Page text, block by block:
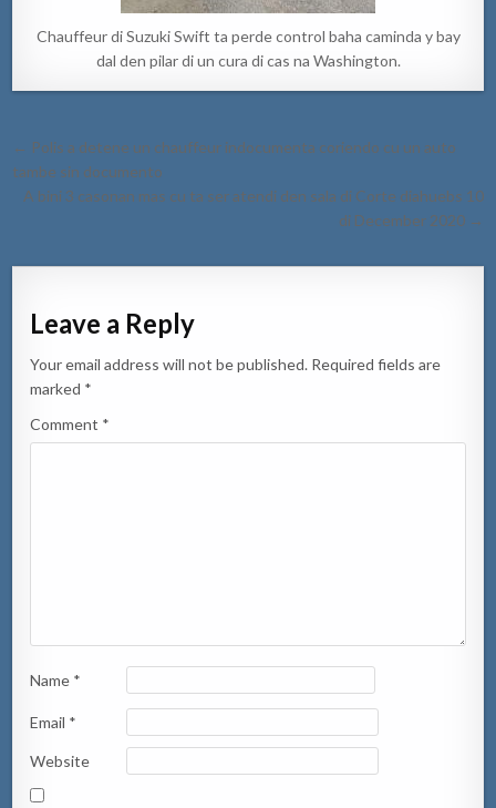
Chauffeur di Suzuki Swift ta perde control baha caminda y bay
dal den pilar di un cura di cas na Washington.
Post
navigation
← Polis a detene un chauffeur indocumenta coriendo cu un auto
tambe sin documento
A bini 3 casonan mas cu ta ser atendi den sala di Corte diahuebs 10
di December 2020 →
Leave a Reply
Your email address will not be published. Required fields are
marked *
Comment *
Name *
Email *
Website